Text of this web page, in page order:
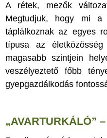
A rétek, mezők
Megtudjuk, hogy mi
táplálkoznak az egyes
típusa az
magasabb szintjein
veszélyeztető főbb
gyepgazdálkodás
„AVARTURKÁLÓ”